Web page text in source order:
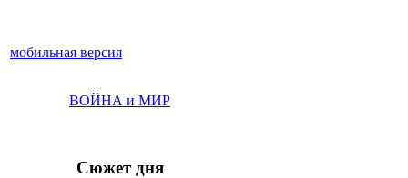
мобильная версия
ВОЙНА и МИР
Сюжет дня